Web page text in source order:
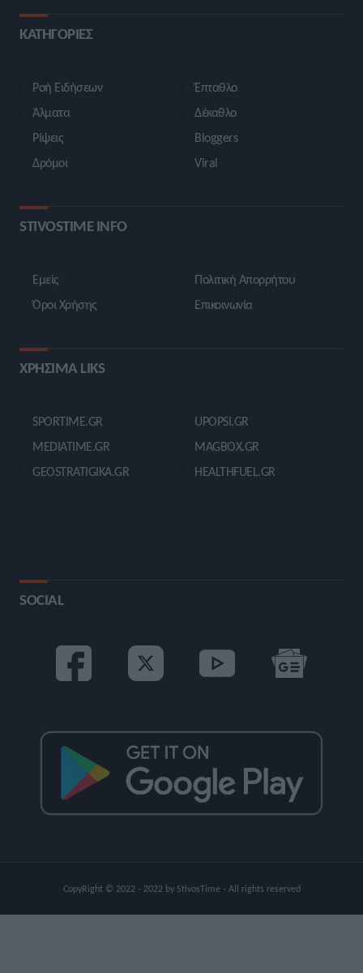
ΚΑΤΗΓΟΡΙΕΣ
Ροή Ειδήσεων
Άλματα
Ρίψεις
Δρόμοι
Έπταθλο
Δέκαθλο
Bloggers
Viral
STIVOSTIME INFO
Εμείς
Όροι Χρήσης
Πολιτική Απορρήτου
Επικοινωνία
ΧΡΗΣΙΜΑ LIKS
SPORTIME.GR
MEDIATIME.GR
GEOSTRATIGIKA.GR
UPOPSI.GR
MAGBOX.GR
HEALTHFUEL.GR
SOCIAL
CopyRight © 2022 - 2022 by StivosTime - All rights reserved